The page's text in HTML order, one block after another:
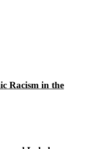
Racism in the